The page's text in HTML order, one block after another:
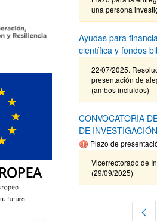
una persona
Ayudas para
científica y fondos
22/07/2025.
presentación de
(ambos incluídos)
CONVOCATORIA
DE
Plazo de
Vicerrectorado de
(29/09/2025)